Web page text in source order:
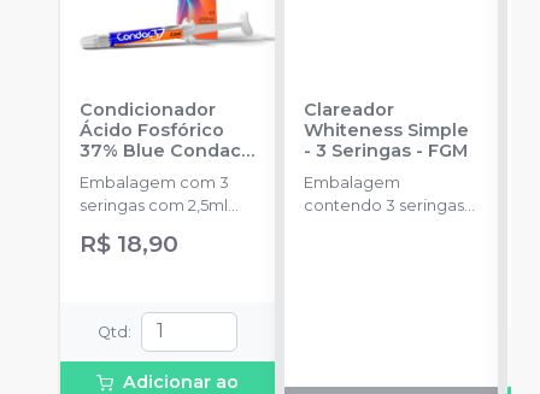
Condicionador
Ácido Fosfórico
37% Blue Condac-
FGM
Embalagem com 3
seringas com 2,5ml
cada uma e 3
ponteiras para
R$ 18,90
Qtd :
Adicionar ao
Clareador
Whiteness Simple
- 3 Seringas- FGM
Embalagem
contendo 3 seringas